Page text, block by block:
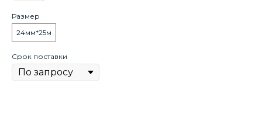
Размер
24мм*25м
Срок поставки